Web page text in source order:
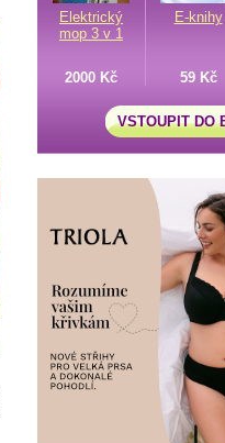
Elektrický
mop 3 v 1
E-knihy
2000 Kč
59 Kč
VSTOUPIT DO